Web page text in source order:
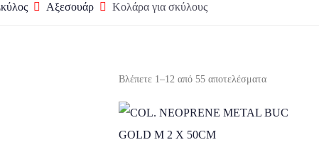
Αξεσουάρ Κολάρα για σκύλους
Βλέπετε 1–12 από 55 αποτελέσματα